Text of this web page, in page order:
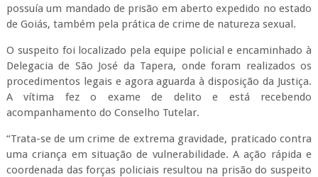
possuía um mandado de prisão em aberto expedido no estado
de Goiás, também pela prática de crime de natureza sexual.
O suspeito foi localizado pela equipe policial e encaminhado à
Delegacia de São José da Tapera, onde foram realizados os
procedimentos legais e agora aguarda à disposição da Justiça.
A vítima fez o exame de delito e está recebendo
acompanhamento do Conselho Tutelar.
“Trata-se de um crime de extrema gravidade, praticado contra
uma criança em situação de vulnerabilidade. A ação rápida e
coordenada das forças policiais resultou na prisão do suspeito